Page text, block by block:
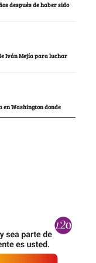
después de haber sido
Iván Mejía para luchar
en Washington donde